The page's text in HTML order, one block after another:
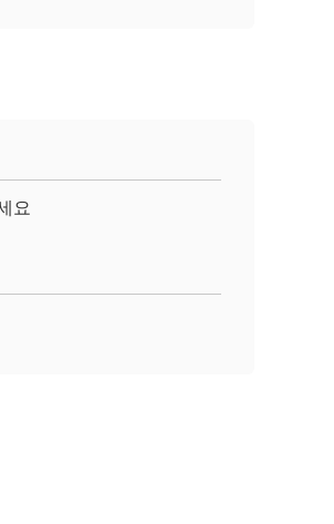
요